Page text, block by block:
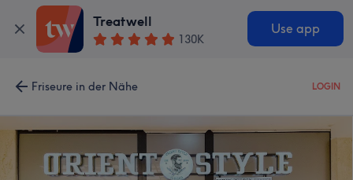
Treatwell
130K
Use app
Friseure in der Nähe LOGIN